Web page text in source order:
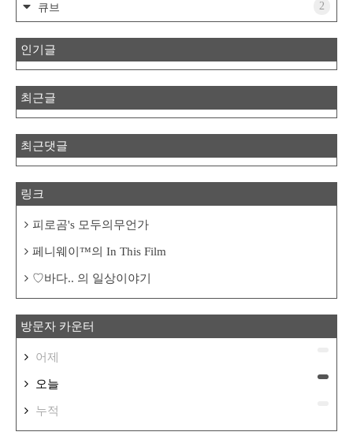
큐브 2
인기글
최근글
최근댓글
링크
피로곰's 모두의무언가
페니웨이™의 In This Film
♡바다.. 의 일상이야기
방문자 카운터
어제
오늘
누적